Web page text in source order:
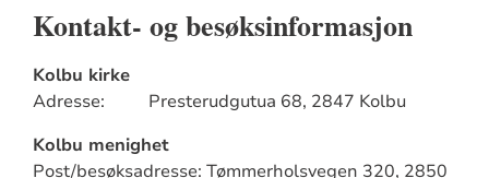
Kontakt- og besøksinformasjon
Kolbu kirke
Adresse: Presterudgutua 68, 2847 Kolbu
Kolbu menighet
Post/besøksadresse: Tømmerholsvegen 320, 2850